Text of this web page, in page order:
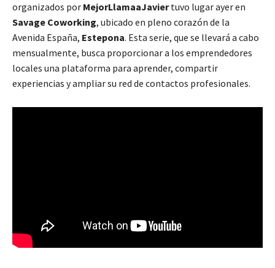
organizados por MejorLlamaaJaviertuvo lugar ayer en
Savage Coworking, ubicado en pleno corazón de la
Avenida España, Estepona. Esta serie, que se llevará a cabo
mensualmente, busca proporcionar a los emprendedores
locales una plataforma para aprender, compartir
experiencias y ampliar su red de contactos profesionales.